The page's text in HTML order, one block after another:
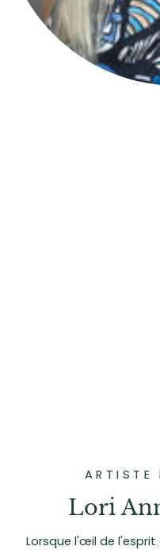
ARTISTE
Lori
Lorsque l'œil de